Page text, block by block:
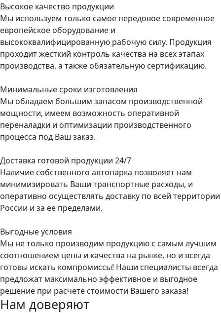
Высокое качество продукции
Мы используем только самое передовое современное
европейское оборудование и
высококвалифицированную рабочую силу. Продукция
проходит жесткий контроль качества на всех этапах
производства, а также обязательную сертификацию.
Минимальные сроки изготовления
Мы обладаем большим запасом производственной
мощности, имеем возможность оперативной
переналадки и оптимизации производственного
процесса под Ваш заказ.
Доставка готовой продукции 24/7
Наличие собственного автопарка позволяет нам
минимизировать Ваши транспортные расходы, и
оперативно осуществлять доставку по всей территории
России и за ее пределами.
Выгодные условия
Мы не только производим продукцию с самым лучшим
соотношением цены и качества на рынке, но и всегда
готовы искать компромиссы! Наши специалисты всегда
предложат максимально эффективное и выгодное
решение при расчете стоимости Вашего заказа!
Нам доверяют